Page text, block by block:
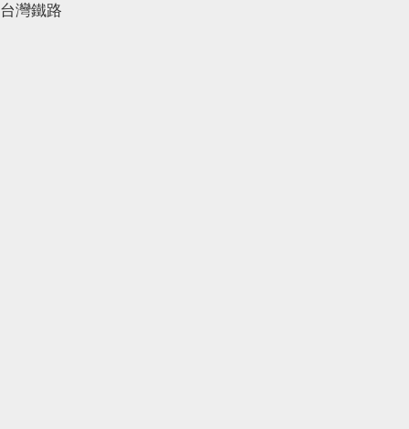
台灣鐵路